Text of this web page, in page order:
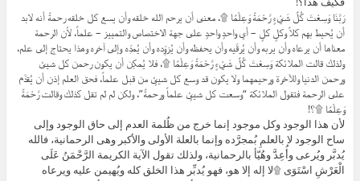
رَبَّنَا وَسِعْتَ كُلَّ شَيْءٍ رَّحْمَةً وَعِلْمًا ۩، معنى أن يرحم الله خلقه وأن يسع كل خلقه رحمةً أنه لابد
أن يُحيط بهم كلاً وكلٍ كلٍ – أي واحدٍ واحدٍ على جهة الاختصاص والتمييز – علماً، لأن الرحمة
معناها أن يرعاه وأن يربه وأن يُرقّيه وأن يحفظه وأن يُزوِّده وأن يُمدِّه وإلى آخره وهذا يحتاج إلى علم،
ولذلك قالت الملائكة وَسِعْتَ كُلَّ شَيْءٍ رَّحْمَةً وَعِلْمًا ۩، فلا يُمكِن أن يكون رحمن كل شيئ
ورحمن الدنيا والآخرة ورحيمهما ولا يكون قد وسع كل شيئٍ من قبل علماً، فحق العلم إذن أن يُقدَّم
على الرحمة فتقول الملائكة “وسعت كل شيئٍ علماً ورحمةً”، ولكن لم لم تقل كذلك وقالت رَّحْمَةً
وَعِلْمًا ۩؟!
لأن هذا الوجود وكل موجود إنما خرج من ظُلمة العدم إلى حاق الوجود وإلى
ساح الوجود لا بالعلمِ بُمجرَّده وإنما بالعلة الأولى والأكبر وهى الرحمانية، فالله
يُدبَّر ويُرعى وأُعِدَّ وهُيّأ بالرحمانية، ولذلك تقول الآية الكريمة الرَّحْمَنُ عَلَى
الْعَرْشِ اسْتَوَى ۩لا إله إلا هو، فهو يُدبِّر هذا الخلق كله ويُهيمن عليه ويرعاه